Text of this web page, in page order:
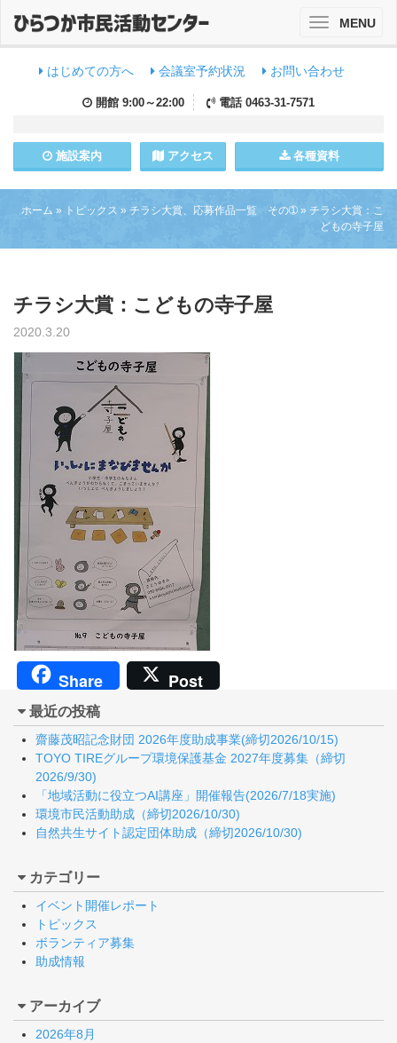
はじめての方へ 会議室予約状況 お問い合わせ
開館 9:00～22:00 電話 0463-31-7571
施設案内 アクセス 各種資料
ToggleMENU
ホーム » トピックス » チラシ大賞、応募作品一覧 その➀ » チラシ大賞：こ
どもの寺子屋
チラシ大賞：こどもの寺子屋
2020.3.20
Share Post
最近の投稿
齋藤茂昭記念財団 2026年度助成事業(締切2026/10/15)
TOYO TIREグループ環境保護基金 2027年度募集（締切
2026/9/30)
「地域活動に役立つAI講座」開催報告(2026/7/18実施)
環境市民活動助成（締切2026/10/30)
自然共生サイト認定団体助成（締切2026/10/30)
カテゴリー
イベント開催レポート
トピックス
ボランティア募集
助成情報
アーカイブ
2026年8月